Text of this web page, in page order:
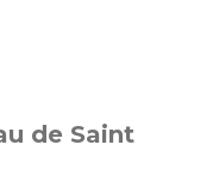
Louplande